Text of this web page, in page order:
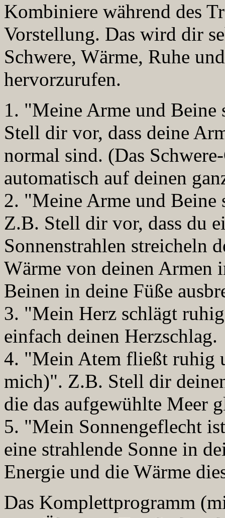
Kombiniere während des
Vorstellung. Das wird dir
Schwere, Wärme, Ruhe
hervorzurufen.
1. "Meine Arme und Beine
Stell dir vor, dass deine
normal sind. (Das
automatisch auf deinen
2. "Meine Arme und Beine
Z.B. Stell dir vor, dass du
Sonnenstrahlen streicheln
Wärme von deinen Armen
Beinen in deine Füße
3. "Mein Herz schlägt
einfach deinen Herzschlag.
4. "Mein Atem fließt ruhig
mich)". Z.B. Stell dir
die das aufgewühlte Meer
5. "Mein Sonnengeflecht
eine strahlende Sonne in
Energie und die Wärme
Das Komplettprogramm